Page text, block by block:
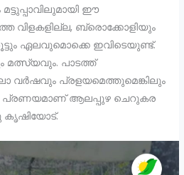
ഈ
വിളകളില്ല, ബ്രൊക്കോളിയും
ഏലവുമൊക്കെ ഇവിടെയുണ്ട്.
മത്സ്യവും. പാടത്ത്
പ്രളയമെത്തുമെങ്കിലും
പ്രണയമാണ് ആലപ്പുഴ ചെറുകര
കൃഷിയോട്.